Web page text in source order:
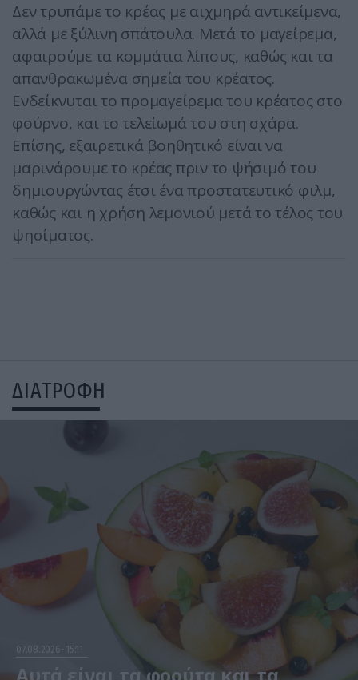
Δεν τρυπάμε το κρέας με αιχμηρά αντικείμενα,
αλλά με ξύλινη σπάτουλα. Μετά το μαγείρεμα,
αφαιρούμε τα κομμάτια λίπους, καθώς και τα
απανθρακωμένα σημεία του κρέατος.
Ενδείκνυται το προμαγείρεμα του κρέατος στο
φούρνο, και το τελείωμά του στη σχάρα.
Επίσης, εξαιρετικά βοηθητικό είναι να
μαρινάρουμε το κρέας πριν το ψήσιμό του
δημιουργώντας έτσι ένα προστατευτικό φιλμ,
καθώς και η χρήση λεμονιού μετά το τέλος του
ψησίματος.
ΔΙΑΤΡΟΦΗ
07.08.2026 15:11